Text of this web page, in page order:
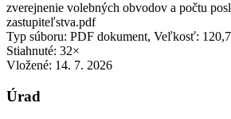
zverejnenie volebných obvodov a počtu
zastupiteľstva.pdf
Typ súboru: PDF dokument, Veľkosť:
Stiahnuté: 32×
Vložené: 14. 7. 2026
Úrad